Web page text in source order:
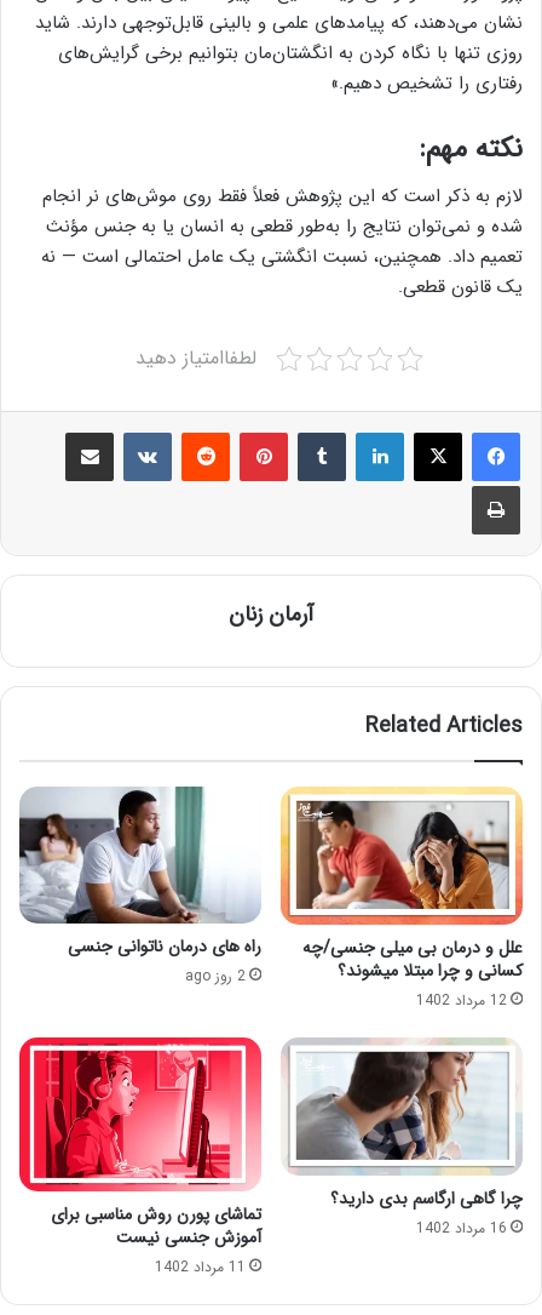
نشان می‌دهند، که پیامدهای علمی و بالینی قابل‌توجهی دارند. شاید
روزی تنها با نگاه کردن به انگشتان‌مان بتوانیم برخی گرایش‌های
رفتاری‌ را تشخیص دهیم.»
نکته مهم:
لازم به ذکر است که این پژوهش فعلاً فقط روی موش‌های نر انجام
شده و نمی‌توان نتایج را به‌طور قطعی به انسان یا به جنس مؤنث
تعمیم داد. همچنین، نسبت انگشتی یک عامل احتمالی است — نه
یک قانون قطعی.
لطفاامتیاز دهید
LinkedIn
Tumblr
Pinterest
Reddit
VKontakte
Share via Email
Print
آرمان زنان
Related Articles
علل و درمان بی میلی جنسی/چه
کسانی و چرا مبتلا میشوند؟
12 مرداد 1402
راه های درمان ناتوانی جنسی
2 روز ago
چرا گاهی ارگاسم بدی دارید؟
16 مرداد 1402
تماشای پورن روش مناسبی برای
آموزش جنسی نیست
11 مرداد 1402